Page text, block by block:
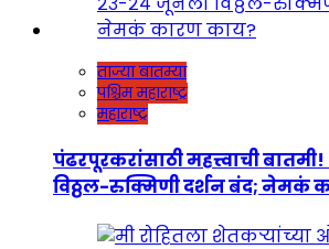
ताज्या बातम्या
पश्चिम महाराष्ट्र
महाराष्ट्र
पंढरपूरकरांसाठी महत्त्वाची
विठ्ठल-रुक्मिणी दर्शन बंद; नेमकं